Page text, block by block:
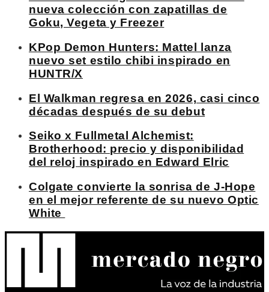
nueva colección con zapatillas de
Goku, Vegeta y Freezer
KPop Demon Hunters: Mattel lanza
nuevo set estilo chibi inspirado en
HUNTR/X
El Walkman regresa en 2026, casi cinco
décadas después de su debut
Seiko x Fullmetal Alchemist:
Brotherhood: precio y disponibilidad
del reloj inspirado en Edward Elric
Colgate convierte la sonrisa de J-Hope
en el mejor referente de su nuevo Optic
White